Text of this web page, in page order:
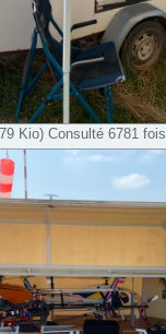
Kio) Consulté 6781 fois